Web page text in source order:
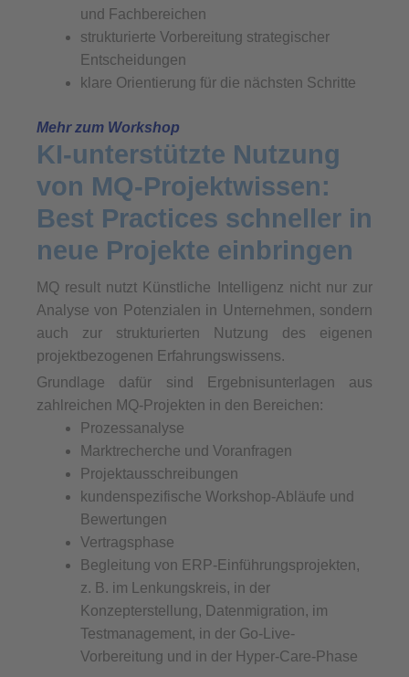
und Fachbereichen
strukturierte Vorbereitung strategischer
Entscheidungen
klare Orientierung für die nächsten Schritte
Mehr zum Workshop
KI-unterstützte Nutzung
von MQ-Projektwissen:
Best Practices schneller in
neue Projekte einbringen
MQ result nutzt Künstliche Intelligenz nicht nur zur
Analyse von Potenzialen in Unternehmen, sondern
auch zur strukturierten Nutzung des eigenen
projektbezogenen Erfahrungswissens.
Grundlage dafür sind Ergebnisunterlagen aus
zahlreichen MQ-Projekten in den Bereichen:
Prozessanalyse
Marktrecherche und Voranfragen
Projektausschreibungen
kundenspezifische Workshop-Abläufe und
Bewertungen
Vertragsphase
Begleitung von ERP-Einführungsprojekten,
z. B. im Lenkungskreis, in der
Konzepterstellung, Datenmigration, im
Testmanagement, in der Go-Live-
Vorbereitung und in der Hyper-Care-Phase